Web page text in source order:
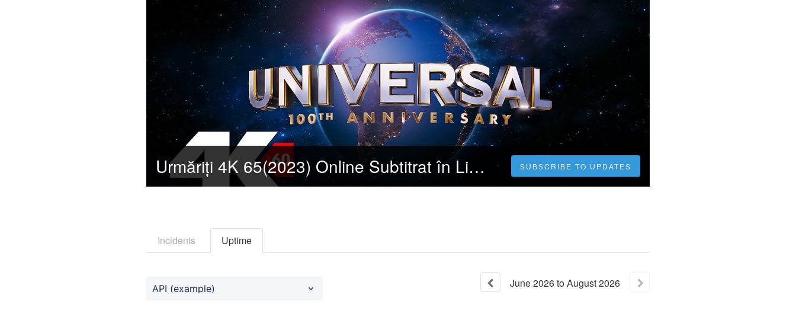
Urmăriți 4K 65(2023) Online Subtitrat în Limba Română Gratuit SUBSCRIBE TO UPDATES
Incidents Uptime
API (example) June2026toAugust2026